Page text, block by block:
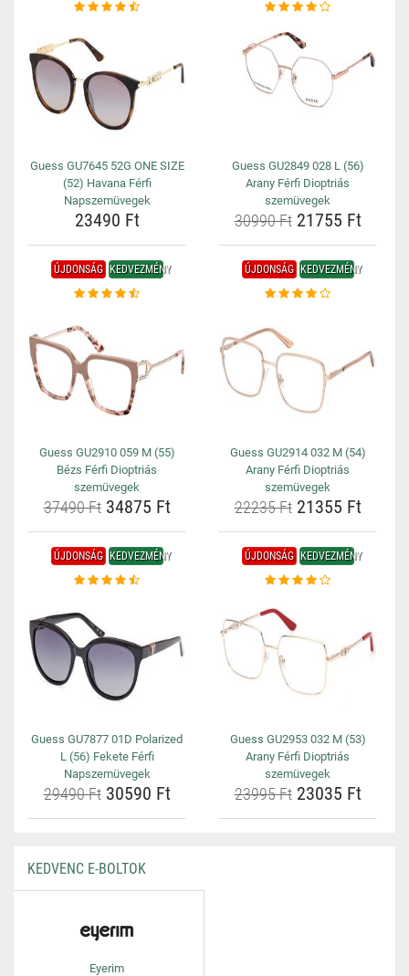
Guess GU7645 52G ONE SIZE
(52) Havana Férfi
Napszemüvegek
23490 Ft
Guess GU2849 028 L (56)
Arany Férfi Dioptriás
szemüvegek
30990 Ft21755 Ft
ÚJDONSÁG KEDVEZMÉNY
Guess GU2910 059 M (55)
Bézs Férfi Dioptriás
szemüvegek
37490 Ft34875 Ft
ÚJDONSÁG KEDVEZMÉNY
Guess GU2914 032 M (54)
Arany Férfi Dioptriás
szemüvegek
22235 Ft21355 Ft
ÚJDONSÁG KEDVEZMÉNY
Guess GU7877 01D Polarized
L (56) Fekete Férfi
Napszemüvegek
29490 Ft30590 Ft
ÚJDONSÁG KEDVEZMÉNY
Guess GU2953 032 M (53)
Arany Férfi Dioptriás
szemüvegek
23995 Ft23035 Ft
KEDVENC E-BOLTOK
Eyerim